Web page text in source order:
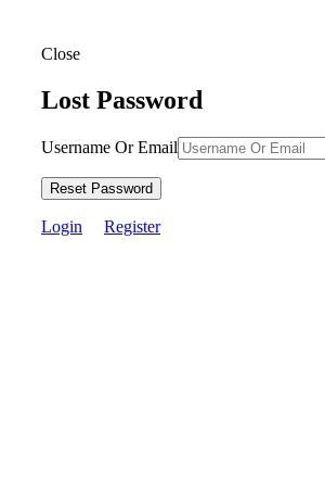
Close
Lost Password
Username Or Email
Reset Password
Login Register